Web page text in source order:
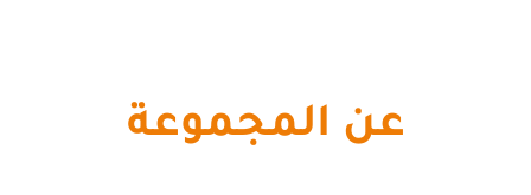
عن المجموعة